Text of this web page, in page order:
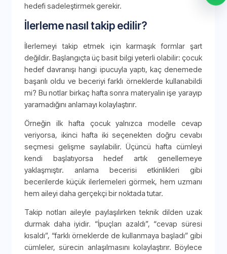
hedefi sadeleştirmek gerekir.
İlerleme nasıl takip edilir?
İlerlemeyi takip etmek için karmaşık formlar şart
değildir. Başlangıçta üç basit bilgi yeterli olabilir: çocuk
hedef davranışı hangi ipucuyla yaptı, kaç denemede
başarılı oldu ve beceriyi farklı örneklerde kullanabildi
mi? Bu notlar birkaç hafta sonra materyalin işe yarayıp
yaramadığını anlamayı kolaylaştırır.
Örneğin ilk hafta çocuk yalnızca modelle cevap
veriyorsa, ikinci hafta iki seçenekten doğru cevabı
seçmesi gelişme sayılabilir. Üçüncü hafta cümleyi
kendi başlatıyorsa hedef artık genellemeye
yaklaşmıştır. anlama becerisi etkinlikleri gibi
becerilerde küçük ilerlemeleri görmek, hem uzmanı
hem aileyi daha gerçekçi bir noktada tutar.
Takip notları aileyle paylaşılırken teknik dilden uzak
durmak daha iyidir. “İpuçları azaldı”, “cevap süresi
kısaldı”, “farklı örneklerde de kullanmaya başladı” gibi
cümleler, sürecin anlaşılmasını kolaylaştırır. Böylece